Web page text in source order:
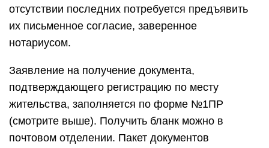
отсутствии последних потребуется предъявить
их письменное согласие, заверенное
нотариусом.
Заявление на получение документа,
подтверждающего регистрацию по месту
жительства, заполняется по форме №1ПР
(смотрите выше). Получить бланк можно в
почтовом отделении. Пакет документов